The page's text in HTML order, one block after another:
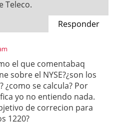
Teleco.
Responder
el que comentabaq
sobre el NYSE?¿son los
¿como se calcula? Por
yo no entiendo nada.
de correcion para
1220?